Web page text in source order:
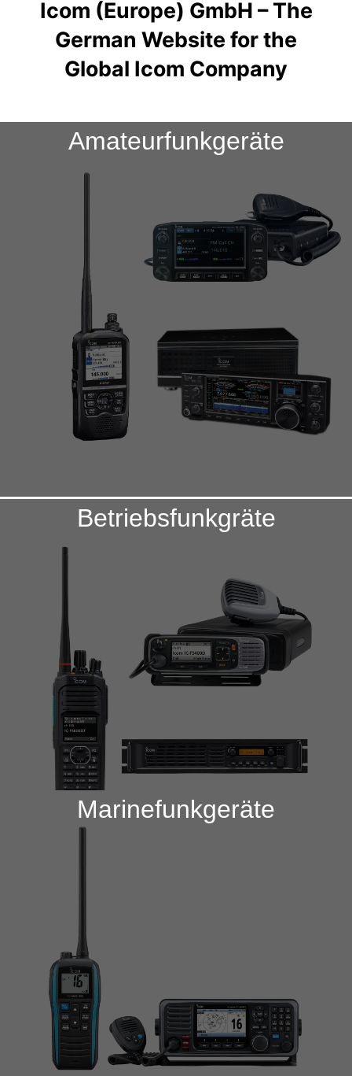
Icom (Europe) GmbH – The
German Website for the
Global Icom Company
Amateurfunkgeräte
Betriebsfunkgräte
Marinefunkgeräte